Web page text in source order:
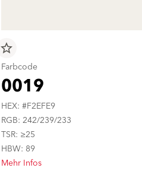
star_border
Farbcode
0019
HEX: #F2EFE9
RGB: 242/239/233
TSR: ≥25
HBW: 89
Mehr Infos